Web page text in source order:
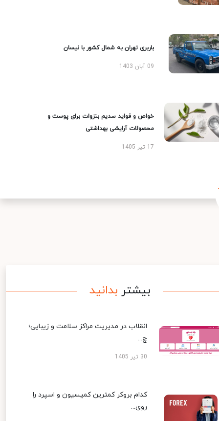
باربری تهران به شمال کشور با نیسان
09 آبان 1403
خواص و فواید سدیم بنزوات برای پوست و
محصولات آرایشی بهداشتی
17 تیر 1405
بیشتر بدانید
انقلاب در مدیریت مراکز سلامت و زیبایی؛
چ...
30 تیر 1405
کدام بروکر کمترین کمیسیون و اسپرد را
روی...